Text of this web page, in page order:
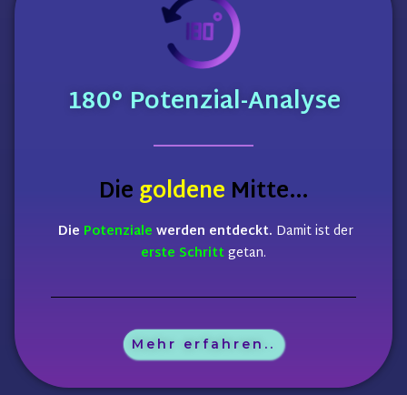
180° Potenzial-Analyse
Diegoldene Mitte…
Die Potenziale werden entdeckt. Damit ist der
erste Schrittgetan.
Mehr erfahren..